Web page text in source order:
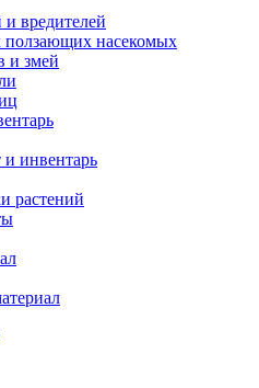
вредителей
насекомых
и змей
инвентарь
растений